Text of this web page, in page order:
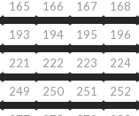
165 166 167 168
193 194 195 196
221 222 223 224
249 250 251 252